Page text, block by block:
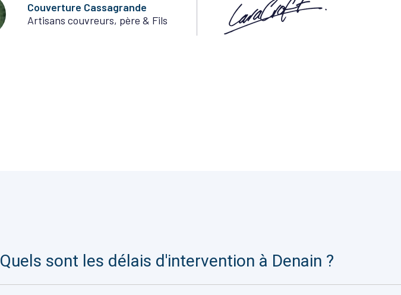
Couverture Cassagrande
Artisans couvreurs, père & Fils
Quels sont les délais d'intervention à Denain ?